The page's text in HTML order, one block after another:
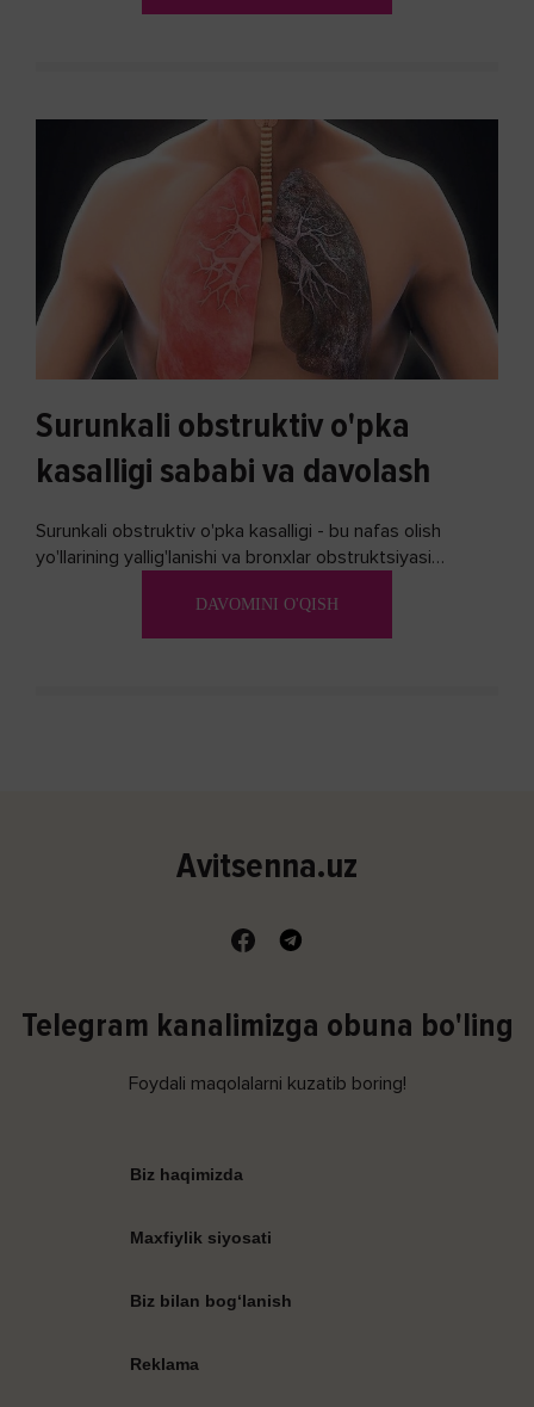
Surunkali obstruktiv o'pka
kasalligi sababi va davolash
Surunkali obstruktiv o'pka kasalligi - bu nafas olish
yo'llarining yallig'lanishi va bronxlar obstruktsiyasi
DAVOMINI O'QISH
Avitsenna.uz
Telegram kanalimizga obuna bo'ling
Foydali maqolalarni kuzatib boring!
Biz haqimizda
Maxfiylik siyosati
Biz bilan bog‘lanish
Reklama